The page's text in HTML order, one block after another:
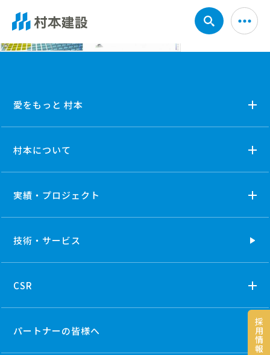
採
用
情
報
愛をもっと 村本
村本について
実績・プロジェクト
技術・ サービス
CSR
パートナーの皆様へ